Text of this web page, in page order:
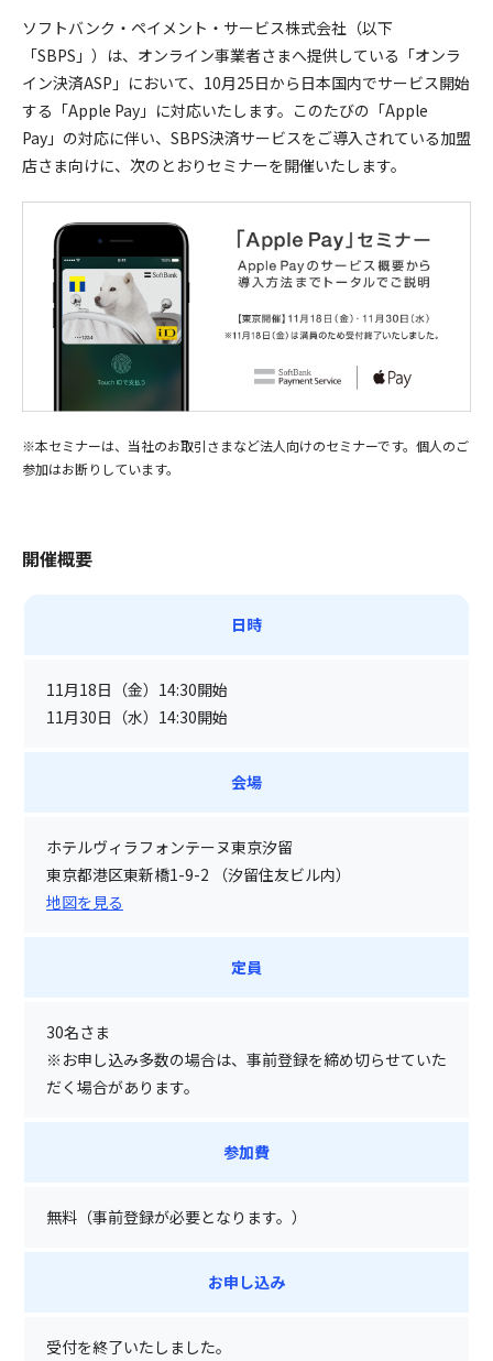
ソフトバンク・ペイメント・サービス株式会社（以下
「SBPS」）は、オンライン事業者さまへ提供している「オンラ
イン決済ASP」において、10月25日から日本国内でサービス開始
する「Apple Pay」に対応いたします。このたびの「Apple
Pay」の対応に伴い、SBPS決済サービスをご導入されている加盟
店さま向けに、次のとおりセミナーを開催いたします。
※本セミナーは、当社のお取引さまなど法人向けのセミナーです。個人のご
参加はお断りしています。
開催概要
日時
11月18日（金）14:30開始
11月30日（水）14:30開始
会場
ホテルヴィラフォンテーヌ東京汐留
東京都港区東新橋1-9-2 （汐留住友ビル内）
地図を見る
定員
30名さま
※お申し込み多数の場合は、事前登録を締め切らせていた
だく場合があります。
参加費
無料（事前登録が必要となります。）
お申し込み
受付を終了いたしました。